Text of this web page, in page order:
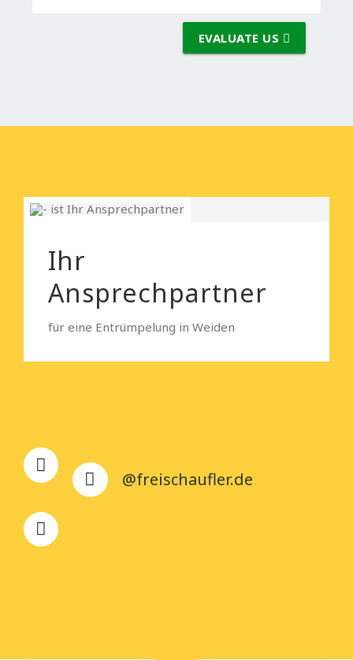
EVALUATE US
Ihr
Ansprechpartner
für eine Entrümpelung in Weiden
@freischaufler.de